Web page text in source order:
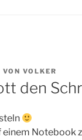
VON VOLKER
den
Notebook